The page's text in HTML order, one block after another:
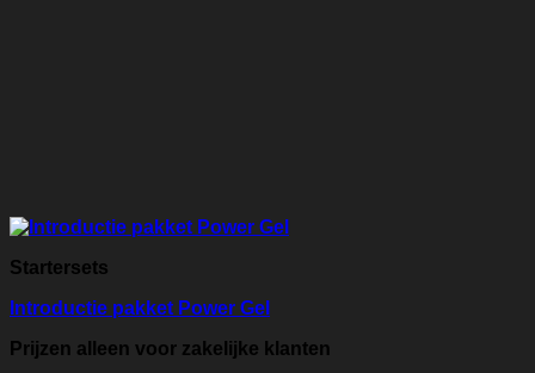
Startersets
Introductie pakket Power Gel
Prijzen alleen voor zakelijke klanten